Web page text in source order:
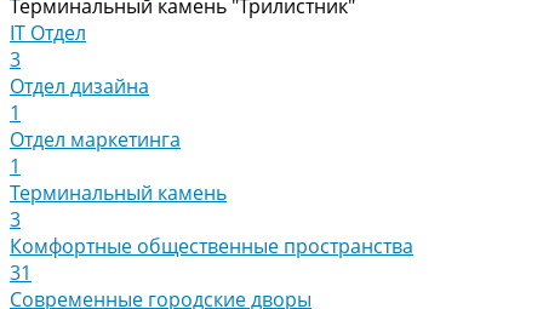
Терминальный камень "Трилистник"
IT Отдел
3
Отдел дизайна
1
Отдел маркетинга
1
Терминальный камень
3
Комфортные общественные пространства
31
Современные городские дворы